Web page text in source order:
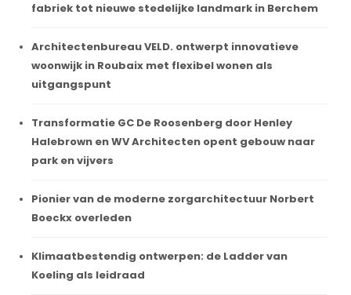
fabriek tot nieuwe stedelijke landmark in Berchem
Architectenbureau VELD. ontwerpt innovatieve
woonwijk in Roubaix met flexibel wonen als
uitgangspunt
Transformatie GC De Roosenberg door Henley
Halebrown en WV Architecten opent gebouw naar
park en vijvers
Pionier van de moderne zorgarchitectuur Norbert
Boeckx overleden
Klimaatbestendig ontwerpen: de Ladder van
Koeling als leidraad